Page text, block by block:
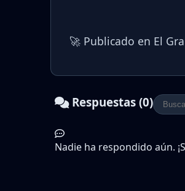
🚀 Publicado en El
Respuestas (0)
Nadie ha respondido aún.